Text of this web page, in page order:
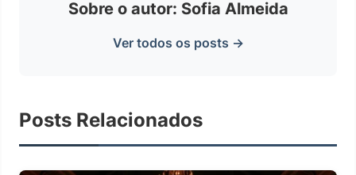
Sobre o autor: Sofia Almeida
Ver todos os posts →
Posts Relacionados